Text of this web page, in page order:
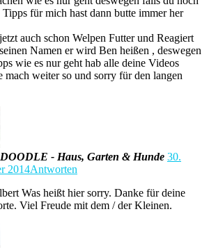
für mich hast dann butte immer her
auch schon Welpen Futter und Reagiert
Namen er wird Ben heißen , deswegen
wie es nur geht hab alle deine Videos
mach weiter so und sorry für den langen
- Haus, Garten & Hunde 30.
2014Antworten
Was heißt hier sorry. Danke für deine
Viel Freude mit dem / der Kleinen.